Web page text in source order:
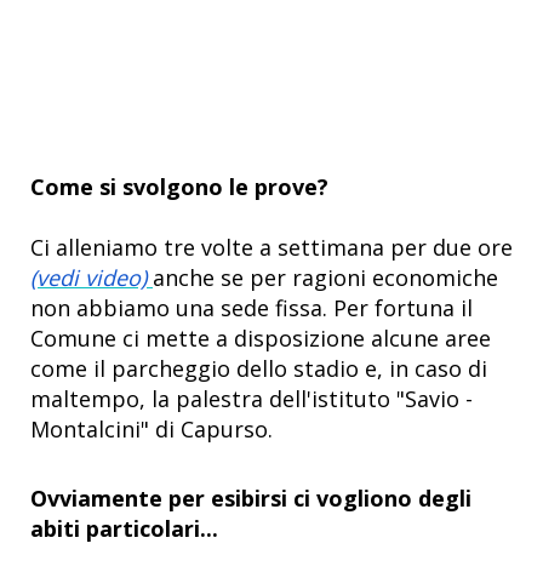
Come si svolgono le prove?
Ci alleniamo tre volte a settimana per due ore
(vedi video) anche se per ragioni economiche
non abbiamo una sede fissa. Per fortuna il
Comune ci mette a disposizione alcune aree
come il parcheggio dello stadio e, in caso di
maltempo, la palestra dell'istituto "Savio -
Montalcini" di Capurso.
Ovviamente per esibirsi ci vogliono degli
abiti particolari...